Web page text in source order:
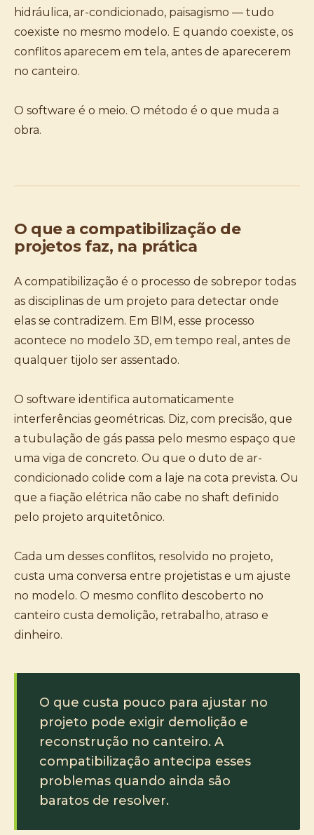
hidráulica, ar-condicionado, paisagismo — tudo
coexiste no mesmo modelo. E quando coexiste, os
conflitos aparecem em tela, antes de aparecerem
no canteiro.
O software é o meio. O método é o que muda a
obra.
O que a compatibilização de
projetos faz, na prática
A compatibilização é o processo de sobrepor todas
as disciplinas de um projeto para detectar onde
elas se contradizem. Em BIM, esse processo
acontece no modelo 3D, em tempo real, antes de
qualquer tijolo ser assentado.
O software identifica automaticamente
interferências geométricas. Diz, com precisão, que
a tubulação de gás passa pelo mesmo espaço que
uma viga de concreto. Ou que o duto de ar-
condicionado colide com a laje na cota prevista. Ou
que a fiação elétrica não cabe no shaft definido
pelo projeto arquitetônico.
Cada um desses conflitos, resolvido no projeto,
custa uma conversa entre projetistas e um ajuste
no modelo. O mesmo conflito descoberto no
canteiro custa demolição, retrabalho, atraso e
dinheiro.
O que custa pouco para ajustar no
projeto pode exigir demolição e
reconstrução no canteiro. A
compatibilização antecipa esses
problemas quando ainda são
baratos de resolver.